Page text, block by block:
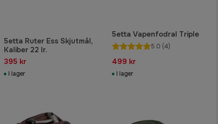
5etta Ruter Ess Skjutmål,
Kaliber 22 lr.
395 kr
I lager
5etta Vapenfodral Triple
5.0 (4)
499 kr
I lager